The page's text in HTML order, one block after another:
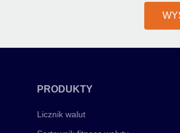
PRODUKTY
Licznik walut